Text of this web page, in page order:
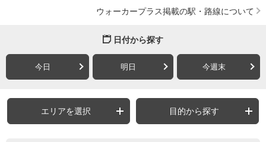
ウォーカープラス掲載の駅・路線について
日付から探す
今日 明日 今週末
エリアを選択 目的から探す